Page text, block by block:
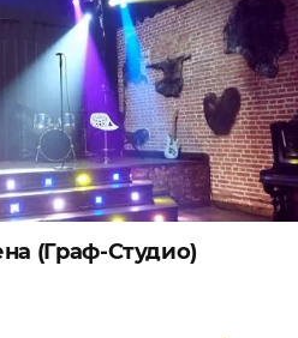
(Граф-Студио)